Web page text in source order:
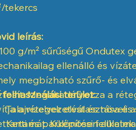
tekercs
leírás:
g/m² sűrűségű Ondutex
ellenálló és
megbízható szűrő- és
Megakadályozza a
a vízelvezetést és növeli
Különösen
felhasználási terület:
Talajrétegek elválasztása
Kerti és parképítési